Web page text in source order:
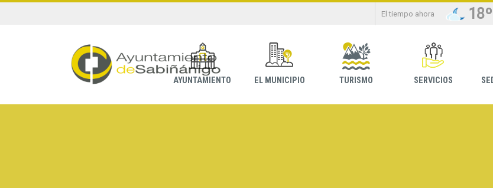
El tiempo ahora 18º
AYUNTAMIENTO EL MUNICIPIO TURISMO SERVICIOS